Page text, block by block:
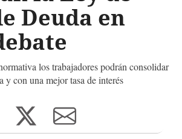
Deuda en
los trabajadores podrán consolidar
y con una mejor tasa de interés